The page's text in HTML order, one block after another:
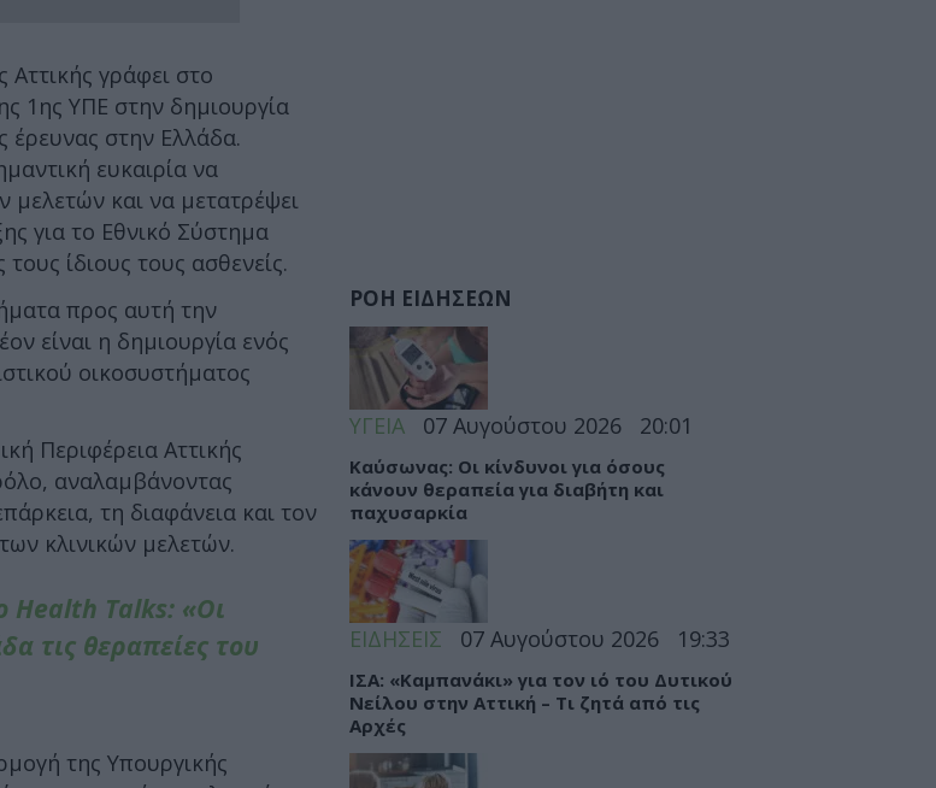
Αττικής γράφει στο
1ης ΥΠΕ στην δημιουργία
έρευνας στην Ελλάδα.
ευκαιρία να
μελετών και να μετατρέψει
για το Εθνικό Σύστημα
ίδιους τους ασθενείς.
προς αυτή την
είναι η δημιουργία ενός
οικοσυστήματος
Περιφέρεια Αττικής
αναλαμβάνοντας
τη διαφάνεια και τον
κλινικών μελετών.
Health Talks: «Οι
τις θεραπείες του
της Υπουργικής
ΡΟΗ ΕΙΔΗΣΕΩΝ
ΥΓΕΙΑ 07 Αυγούστου 2026 20:01
Καύσωνας: Οι κίνδυνοι για όσους
κάνουν θεραπεία για διαβήτη και
παχυσαρκία
ΕΙΔΗΣΕΙΣ 07 Αυγούστου 2026 19:33
ΙΣΑ: «Καμπανάκι» για τον ιό του Δυτικού
Νείλου στην Αττική – Τι ζητά από τις
Αρχές